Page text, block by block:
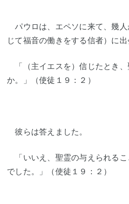
パウロは、エペソに来て、幾
じて福音の働きをする信者）に出
「（主イエスを）信じたとき、
か。」（使徒１９：２）
彼らは答えました。
「いいえ、聖霊の与えられる
でした。」（使徒１９：２）